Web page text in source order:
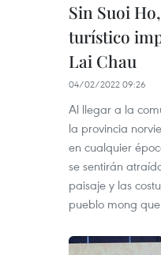
Sin Suoi
turístico
Lai Chau
04/02/2022 09:26
Al llegar a la
la provincia
en cualquier
se sentirán
paisaje y las
pueblo mong